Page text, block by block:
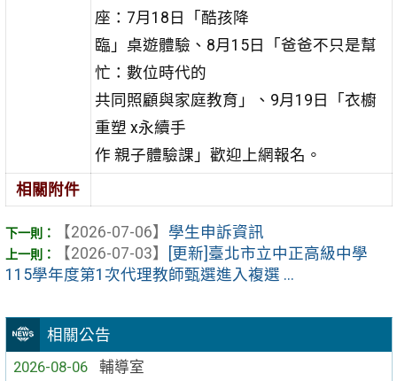
相關公告
2026-08-06
輔導室
座：7月18日「酷孩降
臨」桌遊體驗、8月15日「爸爸不只是幫
忙：數位時代的
共同照顧與家庭教育」、9月19日「衣櫥
重塑 x永續手
作 親子體驗課」歡迎上網報名。
相關附件
【2026-07-06】 學生申訴資訊
【2026-07-03】
[更新]臺北市立中正高級中學
115學年度第1次代理教師甄選進入複選 ...